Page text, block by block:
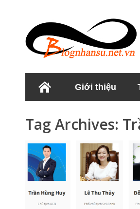
Giới thiệu
Tag Archives: